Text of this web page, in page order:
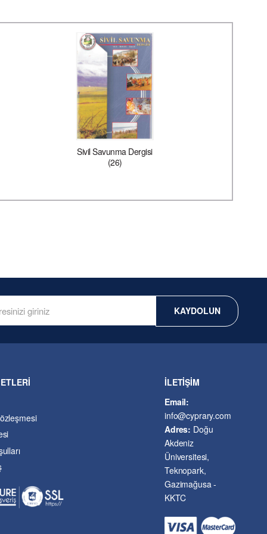
Sivil Savunma Dergisi
(26)
KAYDOLUN
İLETİŞİM
Email:
info@cyprary.com
Adres: Doğu
Akdeniz
Üniversitesi,
Teknopark,
Gazimağusa -
KKTC